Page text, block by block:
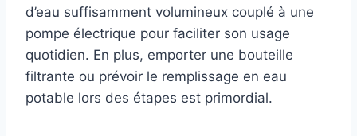
d’eau suffisamment volumineux couplé à une
pompe électrique pour faciliter son usage
quotidien. En plus, emporter une bouteille
filtrante ou prévoir le remplissage en eau
potable lors des étapes est primordial.